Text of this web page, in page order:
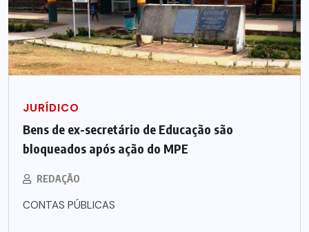
JURÍDICO
Bens de ex-secretário de Educação são
bloqueados após ação do MPE
REDAÇÃO
CONTAS PÚBLICAS